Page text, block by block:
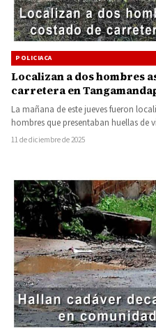
POLICIACA
Localizan a dos hombres
carretera en
La mañana de este jueves fueron
hombres que presentaban huellas de
11 de diciembre de 2025